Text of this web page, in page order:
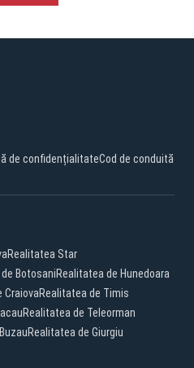
de confidențialitateCod de conduită
Realitatea Star
BotosaniRealitatea de Hunedoara
CraiovaRealitatea de Timis
Realitatea de Teleorman
Realitatea de Giurgiu